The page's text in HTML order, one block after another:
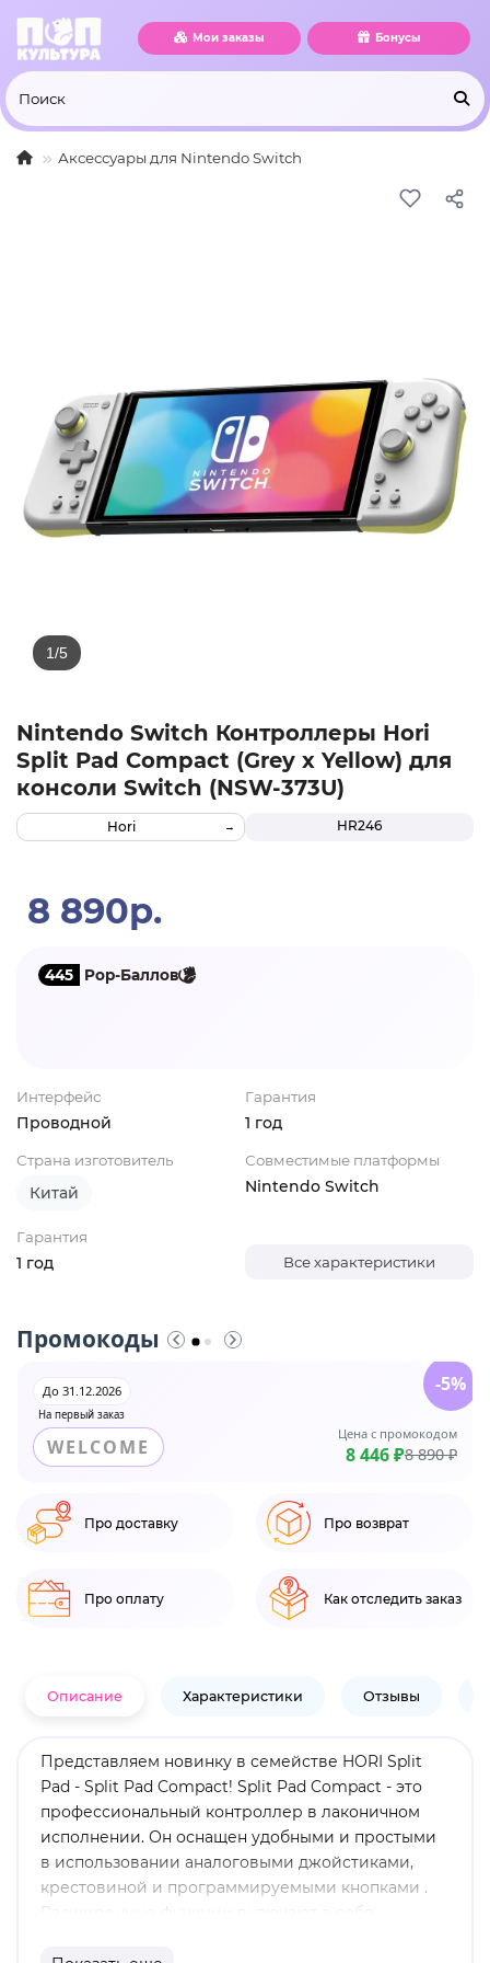
Мои заказы Бонусы
Аксессуары для Nintendo Switch
Nintendo Switch Контроллеры Hori
Split Pad Compact (Grey x Yellow) для
консоли Switch (NSW-373U)
HR246
Hori
8 890р.
445 Pop-Баллов
Интерфейс
Проводной
Гарантия
1 год
Страна изготовитель
Китай
Совместимые платформы
Nintendo Switch
Гарантия
1 год Все характеристики
Промокоды
На первый заказ
До 31.12.2026
WELCOME
Цена с промокодом
8 446 ₽8 890 ₽
-5%
Про доставку Про возврат
Про оплату Как отследить заказ
Описание Характеристики Отзывы
Представляем новинку в семействе HORI Split
Pad - Split Pad Compact! Split Pad Compact - это
профессиональный контроллер в лаконичном
исполнении. Он оснащен удобными и простыми
в использовании аналоговыми джойстиками,
крестовиной и программируемыми кнопками .
Расширенные функции включают в себя